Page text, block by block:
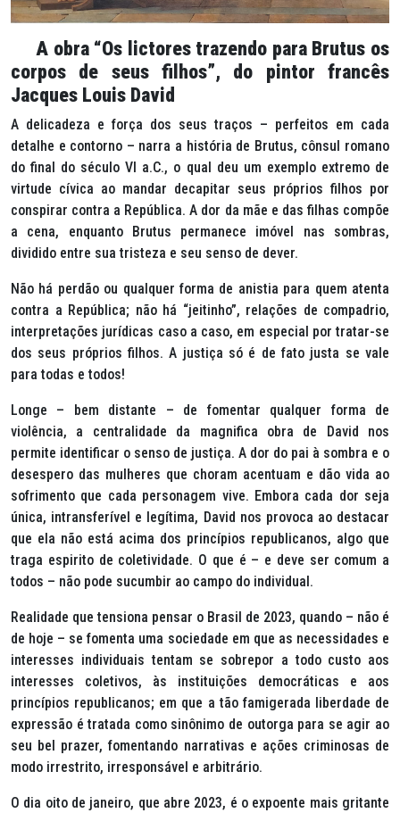
A obra “Os lictores trazendo para Brutus os
corpos de seus filhos”, do pintor francês
Jacques Louis David
A delicadeza e força dos seus traços – perfeitos em cada
detalhe e contorno – narra a história de Brutus, cônsul romano
do final do século VI a.C., o qual deu um exemplo extremo de
virtude cívica ao mandar decapitar seus próprios filhos por
conspirar contra a República. A dor da mãe e das filhas compõe
a cena, enquanto Brutus permanece imóvel nas sombras,
dividido entre sua tristeza e seu senso de dever.
Não há perdão ou qualquer forma de anistia para quem atenta
contra a República; não há “jeitinho”, relações de compadrio,
interpretações jurídicas caso a caso, em especial por tratar-se
dos seus próprios filhos. A justiça só é de fato justa se vale
para todas e todos!
Longe – bem distante – de fomentar qualquer forma de
violência, a centralidade da magnifica obra de David nos
permite identificar o senso de justiça. A dor do pai à sombra e o
desespero das mulheres que choram acentuam e dão vida ao
sofrimento que cada personagem vive. Embora cada dor seja
única, intransferível e legítima, David nos provoca ao destacar
que ela não está acima dos princípios republicanos, algo que
traga espirito de coletividade. O que é – e deve ser comum a
todos – não pode sucumbir ao campo do individual.
Realidade que tensiona pensar o Brasil de 2023, quando – não é
de hoje – se fomenta uma sociedade em que as necessidades e
interesses individuais tentam se sobrepor a todo custo aos
interesses coletivos, às instituições democráticas e aos
princípios republicanos; em que a tão famigerada liberdade de
expressão é tratada como sinônimo de outorga para se agir ao
seu bel prazer, fomentando narrativas e ações criminosas de
modo irrestrito, irresponsável e arbitrário.
O dia oito de janeiro, que abre 2023, é o expoente mais gritante